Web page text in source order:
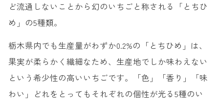
ど流通しないことから幻のいちごと称される「とちひ
め」の5種類。
栃木県内でも生産量がわずか0.2%の「とちひめ」は、
果実が柔らかく繊細なため、生産地でしか味わえない
という希少性の高いいちごです。「色」「香り」「味
わい」どれをとってもそれぞれの個性が光る5種のい